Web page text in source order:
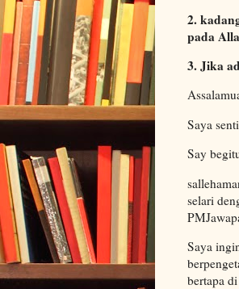
2.
pada
3. Jika
Saya
Say
selari
Saya
bertapa